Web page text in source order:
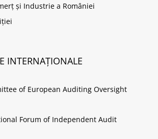
și Industrie a României
INTERNAȚIONALE
of European Auditing Oversight
Forum of Independent Audit